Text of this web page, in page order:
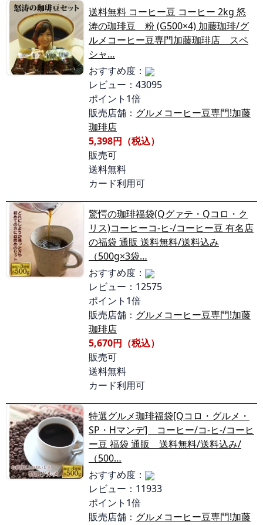
送料無料 コーヒー豆 コーヒー 2kg 怒
涛の珈琲豆 粉 (G500×4) 加藤珈琲/グ
ルメコーヒー豆専門加藤珈琲店 スペ
シャ…
おすすめ度：
レビュー：43095
ポイント1倍
販売店舗： グルメコーヒー豆専門!加藤
珈琲店
5,398円（税込）
販売可
送料無料
カード利用可
驚愕の珈琲福袋(Qグァテ・Qコロ・ク
リス)コーヒーコ-ヒ-/コーヒー豆 有名店
の福袋 通販 送料無料/送料込み
（500g×3袋…
おすすめ度：
レビュー：12575
ポイント1倍
販売店舗： グルメコーヒー豆専門!加藤
珈琲店
5,670円（税込）
販売可
送料無料
カード利用可
特選グルメ珈琲福袋[Qコロ・グルメ・
SP・Hマンデ] コーヒー/コ-ヒ-/コーヒ
ー豆 福袋 通販 送料無料/送料込み/
（500…
おすすめ度：
レビュー：11933
ポイント1倍
販売店舗： グルメコーヒー豆専門!加藤